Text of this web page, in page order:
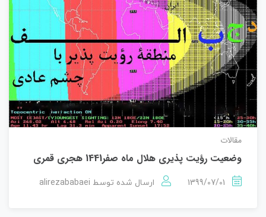
مقالات
وضعیت رؤيت پذيری هلال ماه صفر1441 هجری قمری
1399/07/01 ارسال شده توسط alirezababaei